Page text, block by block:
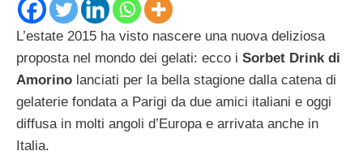
L’estate 2015 ha visto nascere una nuova deliziosa
proposta nel mondo dei gelati: ecco i Sorbet Drink di
Amorino lanciati per la bella stagione dalla catena di
gelaterie fondata a Parigi da due amici italiani e oggi
diffusa in molti angoli d’Europa e arrivata anche in
Italia.